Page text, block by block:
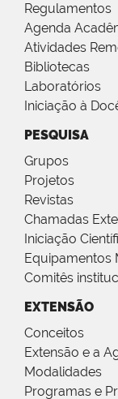
Regulamentos
Agenda
Atividades
Bibliotecas
Laboratórios
Iniciação à
PESQUISA
Grupos
Projetos
Revistas
Chamadas
Iniciação
Equipamentos
Comitês
EXTENSÃO
Conceitos
Extensão e a
Modalidades
Programas e